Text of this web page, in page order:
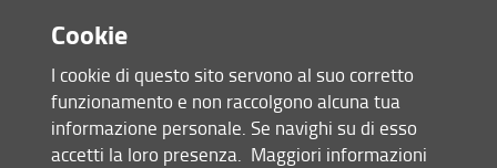
Condividi
Iniziative pubbliche
ultimo aggiornamento
16.04.2025
Cookie
I cookie di questo sito servono al suo corretto
funzionamento e non raccolgono alcuna tua
informazione personale. Se navighi su di esso
accetti la loro presenza. Maggiori informazioni